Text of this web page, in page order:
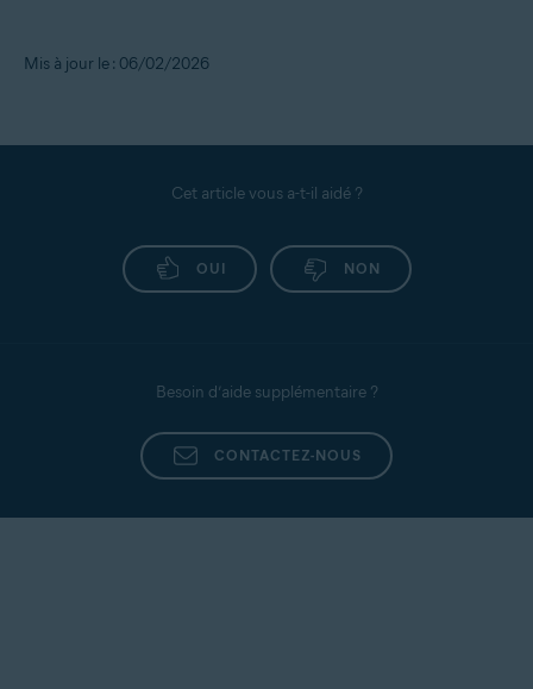
Mis à jour le : 06/02/2026
Cet article vous a-t-il aidé ?
OUI NON
Besoin d’aide supplémentaire ?
CONTACTEZ-NOUS